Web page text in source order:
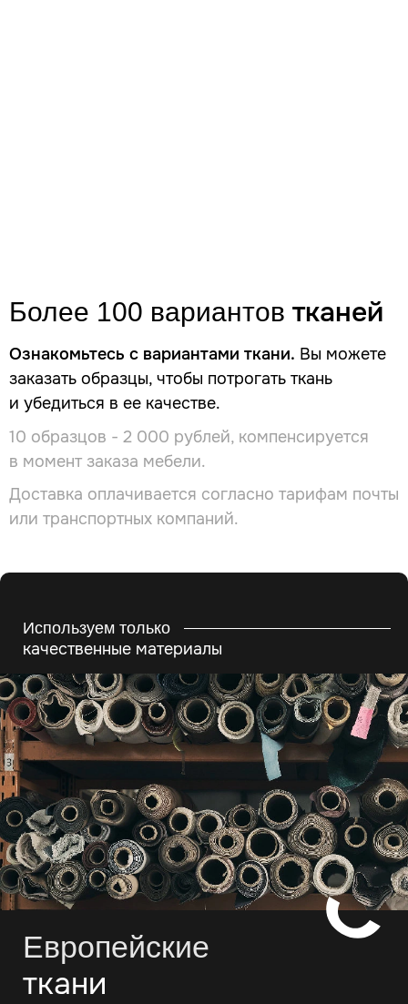
Более 100 вариантов тканей
Ознакомьтесь с вариантами ткани. Вы можете
заказать образцы, чтобы потрогать ткань
и убедиться в ее качестве.
10 образцов - 2 000 рублей, компенсируется
в момент заказа мебели.
Доставка оплачивается согласно тарифам почты
или транспортных компаний.
Используем только
качественные материалы
Европейские
ткани